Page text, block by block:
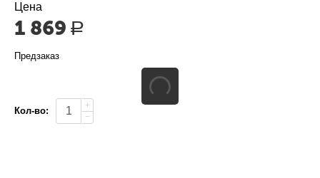
Цена
1 869 Р
Предзаказ
Кол-во:
+
−